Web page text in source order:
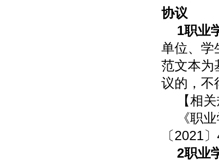
协议
1职业
单位、学
范文本为
议的，不
【相
《职
〔2021
2职业